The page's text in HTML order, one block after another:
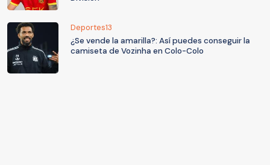
Deportes13
¿Se vende la amarilla?: Así puedes conseguir la
camiseta de Vozinha en Colo-Colo